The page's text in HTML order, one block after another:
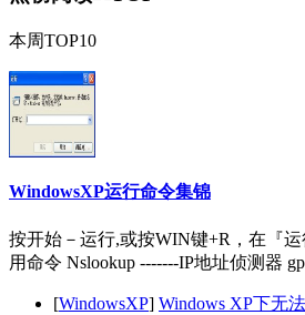
本周TOP10
WindowsXP运行命令集锦
按开始－运行,或按WIN键+R，在『
用命令 Nslookup -------IP地址侦测器
[WindowsXP] Windows XP下无